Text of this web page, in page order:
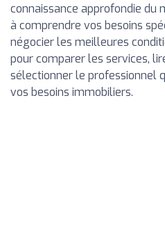
connaissance approfondie du
à comprendre vos besoins
négocier les meilleures
pour comparer les services,
sélectionner le professionnel
vos besoins immobiliers.